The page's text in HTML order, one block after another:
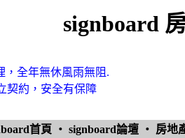
signboard
，全年無休風雨無阻.
契約，安全有保障
首頁 ‧ signboard論壇 ‧ 房地